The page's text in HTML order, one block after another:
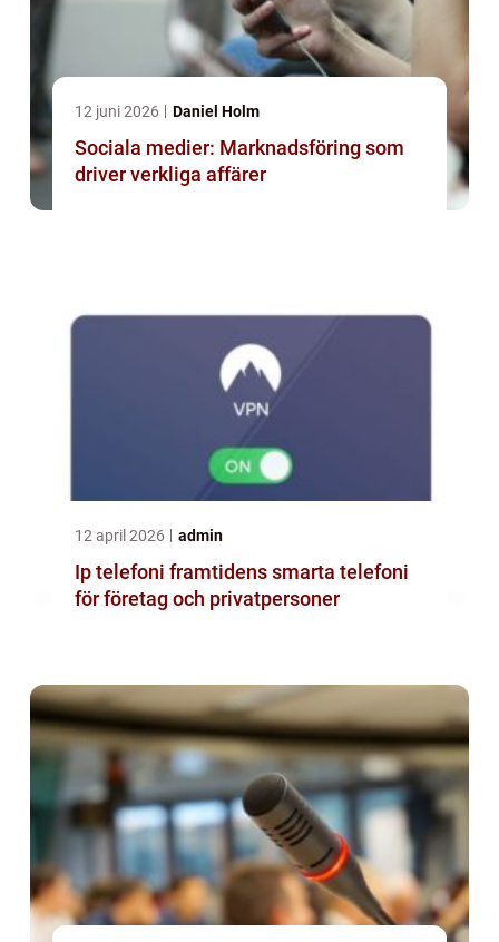
12 juni 2026 Daniel Holm
Sociala medier: Marknadsföring som
driver verkliga affärer
12 april 2026 admin
Ip telefoni framtidens smarta telefoni
för företag och privatpersoner